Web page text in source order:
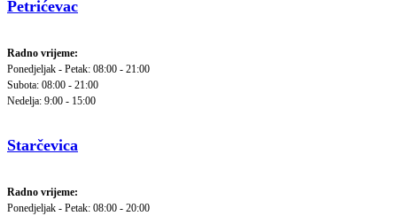
Petrićevac
Radno vrijeme:
Ponedjeljak - Petak: 08:00 - 21:00
Subota: 08:00 - 21:00
Nedelja: 9:00 - 15:00
Starčevica
Radno vrijeme:
Ponedjeljak - Petak: 08:00 - 20:00